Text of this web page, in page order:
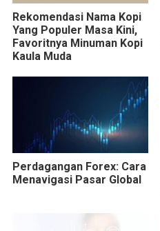
Rekomendasi Nama Kopi
Yang Populer Masa Kini,
Favoritnya Minuman Kopi
Kaula Muda
Perdagangan Forex: Cara
Menavigasi Pasar Global